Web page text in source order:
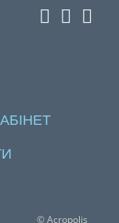
© Acropolis